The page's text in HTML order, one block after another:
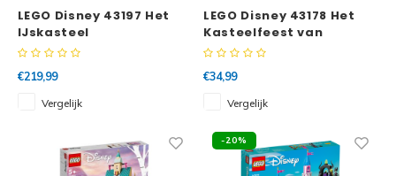
LEGO Disney 43197 Het
IJskasteel
€219,99
Vergelijk
LEGO Disney 43178 Het
Kasteelfeest van
Assepoester
€34,99
Vergelijk
-20%